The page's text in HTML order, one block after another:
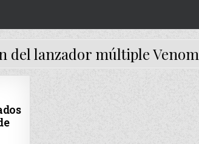
del lanzador múltiple Venom